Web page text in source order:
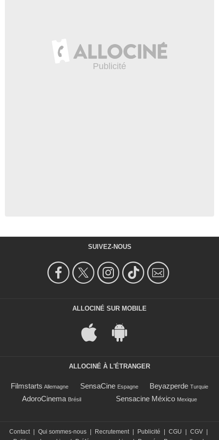
SUIVEZ-NOUS
ALLOCINÉ SUR MOBILE
ALLOCINÉ À L'ÉTRANGER
Filmstarts Allemagne SensaCine Espagne Beyazperde Turquie
AdoroCinema Brésil Sensacine México Mexique
Contact Qui sommes-nous Recrutement Publicité CGU CGV